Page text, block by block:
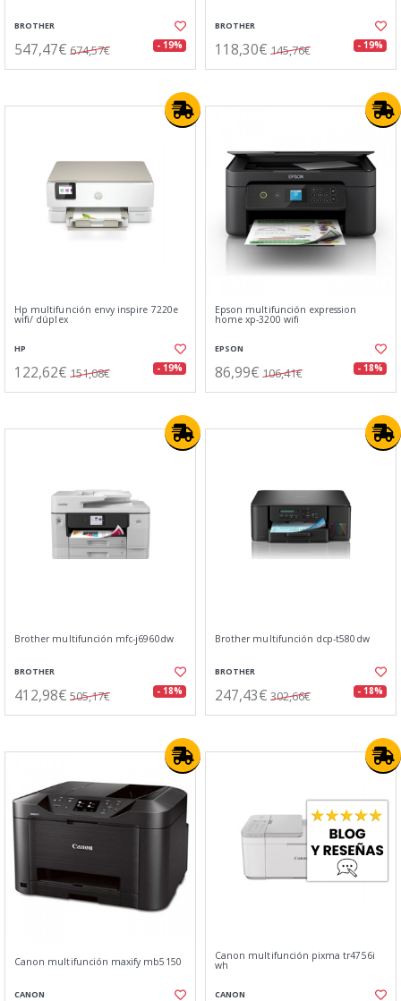
BROTHER
547,47€ 674,57€ - 19%
BROTHER
118,30€ 145,76€ - 19%
Hp multifunción envy inspire 7220e
wifi/ dúplex
HP
122,62€ 151,08€ - 19%
Epson multifunción expression
home xp-3200 wifi
EPSON
86,99€ 106,41€ - 18%
Brother multifunción mfc-j6960dw
BROTHER
412,98€ 505,17€ - 18%
Brother multifunción dcp-t580dw
BROTHER
247,43€ 302,66€ - 18%
Canon multifunción maxify mb5150
CANON
Canon multifunción pixma tr4756i
wh
CANON